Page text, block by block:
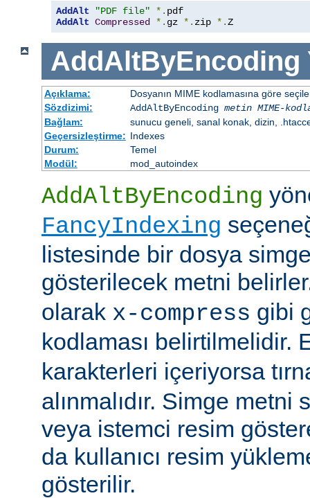
AddAlt "PDF file" *.
AddAlt Compressed *. gz *. zip *.Z
AddAltByEncoding
Açıklama:
Dosyanın MIME kodlamasına göre
Sözdizimi:
AddAltByEncoding metin MIME-
Bağlam:
sunucu geneli, sanal konak, dizin,
Geçersizleştirme: Indexes
Durum:
Temel
Modül:
mod_autoindex
AddAltByEncoding
FancyIndexing
listesinde bir dosya
gösterilecek metni
olarak x-compress gibi
kodlaması belirtilmelidir.
karakterleri içeriyorsa
alınmalıdır. Simge metni
veya istemci resim
da kullanıcı resim
gösterilir.